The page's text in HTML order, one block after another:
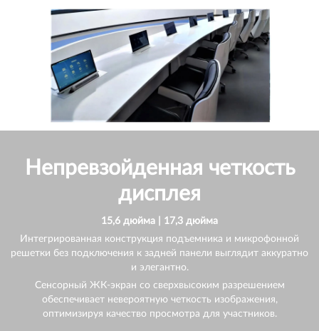
Непревзойденная четкость
дисплея
15,6 дюйма | 17,3 дюйма
Интегрированная конструкция подъемника и микрофонной
решетки без подключения к задней панели выглядит аккуратно
и элегантно.
Сенсорный ЖК-экран со сверхвысоким разрешением
обеспечивает невероятную четкость изображения,
оптимизируя качество просмотра для участников.